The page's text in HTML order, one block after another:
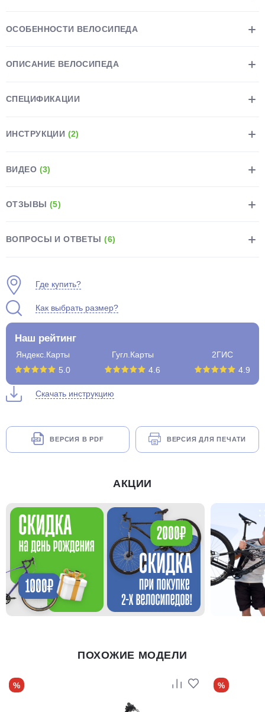
ОСОБЕННОСТИ ВЕЛОСИПЕДА
ОПИСАНИЕ ВЕЛОСИПЕДА
СПЕЦИФИКАЦИИ
ИНСТРУКЦИИ (2)
ВИДЕО (3)
ОТЗЫВЫ (5)
ВОПРОСЫ И ОТВЕТЫ(6)
Где купить?
Как выбрать размер?
Наш рейтинг
Яндекс.Карты
5.0
Гугл.Карты
4.6
2ГИС
4.9
Скачать инструкцию
ВЕРСИЯ В PDF ВЕРСИЯ ДЛЯ ПЕЧАТИ
АКЦИИ
ПОХОЖИЕ МОДЕЛИ
% %